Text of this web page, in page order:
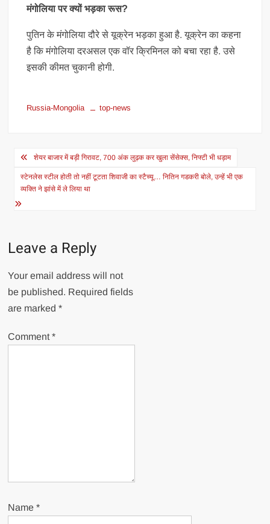
मंगोलिया पर क्यों भड़का रूस?
पुतिन के मंगोलिया दौरे से यूक्रेन भड़का हुआ है. यूक्रेन का कहना
है कि मंगोलिया दरअसल एक वॉर क्रिमिनल को बचा रहा है. उसे
इसकी कीमत चुकानी होगी.
Russia-Mongolia top-news
Post
navigation
शेयर बाजार में बड़ी गिरावट, 700 अंक लुढ़क कर खुला सेंसेक्स, निफ्टी भी धड़ाम
स्टेनलेस स्टील होती तो नहीं टूटता शिवाजी का स्टैच्यू… नितिन गडकरी बोले, उन्हें भी एक
व्यक्ति ने झांसे में ले लिया था
Leave a Reply
Your email address will not
be published. Required fields
are marked*
Comment*
Name*